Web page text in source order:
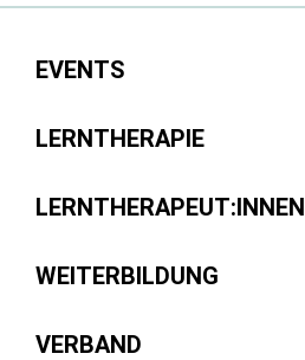
EVENTS
LERNTHERAPIE
LERNTHERAPEUT:INNEN
WEITERBILDUNG
VERBAND